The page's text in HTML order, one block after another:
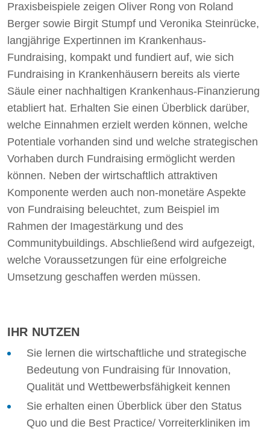
Praxisbeispiele zeigen Oliver Rong von Roland
Berger sowie Birgit Stumpf und Veronika Steinrücke,
langjährige Expertinnen im Krankenhaus-
Fundraising, kompakt und fundiert auf, wie sich
Fundraising in Krankenhäusern bereits als vierte
Säule einer nachhaltigen Krankenhaus-Finanzierung
etabliert hat. Erhalten Sie einen Überblick darüber,
welche Einnahmen erzielt werden können, welche
Potentiale vorhanden sind und welche strategischen
Vorhaben durch Fundraising ermöglicht werden
können. Neben der wirtschaftlich attraktiven
Komponente werden auch non-monetäre Aspekte
von Fundraising beleuchtet, zum Beispiel im
Rahmen der Imagestärkung und des
Communitybuildings. Abschließend wird aufgezeigt,
welche Voraussetzungen für eine erfolgreiche
Umsetzung geschaffen werden müssen.
IHR NUTZEN
Sie lernen die wirtschaftliche und strategische
Bedeutung von Fundraising für Innovation,
Qualität und Wettbewerbsfähigkeit kennen
Sie erhalten einen Überblick über den Status
Quo und die Best Practice/ Vorreiterkliniken im